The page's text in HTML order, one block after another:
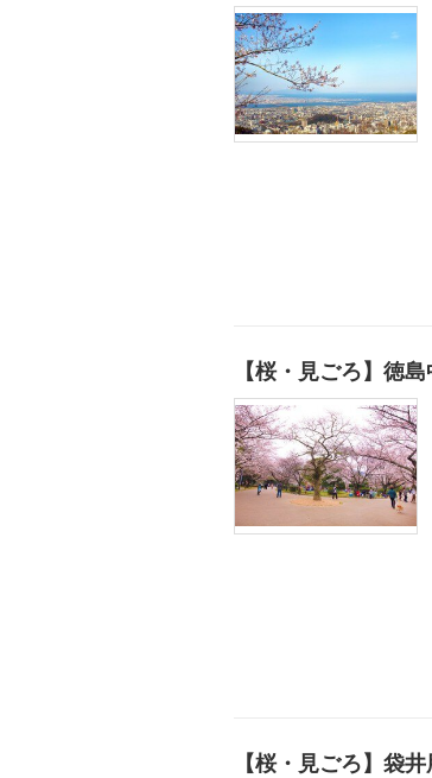
【桜・見ごろ】徳
【桜・見ごろ】袋